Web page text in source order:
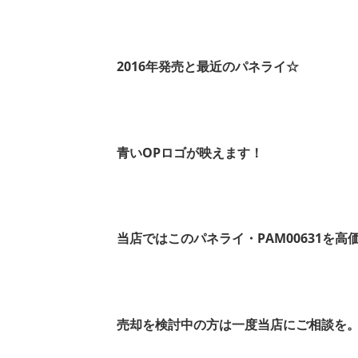
2016年発売と最近のパネライ☆
青いOPロゴが映えます！
当店ではこのパネライ・PAM00631を高
売却を検討中の方は一度当店にご相談を。